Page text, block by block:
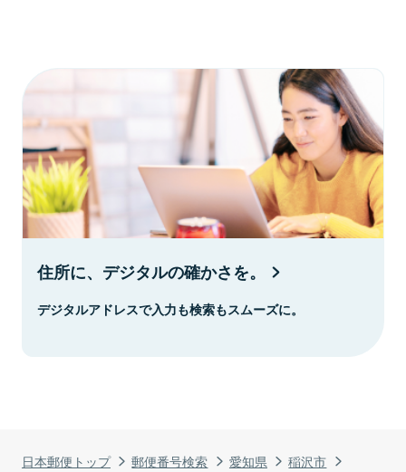
日本郵便トップ 郵便番号検索 愛知県
稲沢市
住所に、デジタルの確かさを。
デジタルアドレスで入力も検索もスムーズに。